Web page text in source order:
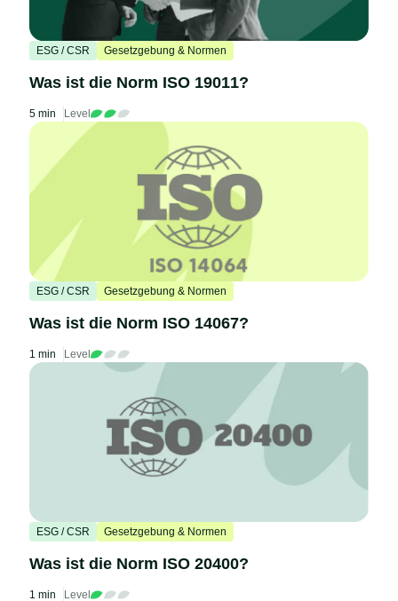
ESG / CSR Gesetzgebung & Normen
Was ist die Norm ISO 19011?
5 min Level
ESG / CSR Gesetzgebung & Normen
Was ist die Norm ISO 14067?
1 min Level
ESG / CSR Gesetzgebung & Normen
Was ist die Norm ISO 20400?
1 min Level